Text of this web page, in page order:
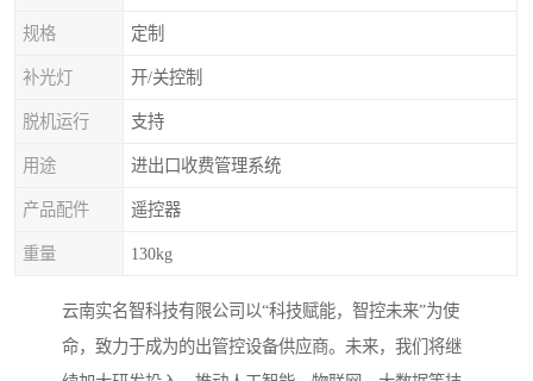
规格 定制
补光灯 开/关控制
脱机运行 支持
用途 进出口收费管理系统
产品配件 遥控器
重量 130kg
云南实名智科技有限公司以“科技赋能，智控未来”为使
命，致力于成为的出管控设备供应商。未来，我们将继